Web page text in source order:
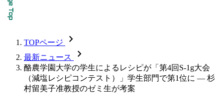
TOPページ chevron_forward
最新ニュース chevron_forward
酪農学園大学の学生によるレシピが「第4回S-1g大会
（減塩レシピコンテスト）」学生部門で第1位に — 杉
村留美子准教授のゼミ生が考案